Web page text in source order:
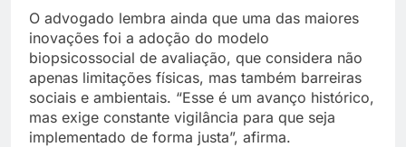
O advogado lembra ainda que uma das maiores
inovações foi a adoção do modelo
biopsicossocial de avaliação, que considera não
apenas limitações físicas, mas também barreiras
sociais e ambientais. “Esse é um avanço histórico,
mas exige constante vigilância para que seja
implementado de forma justa”, afirma.